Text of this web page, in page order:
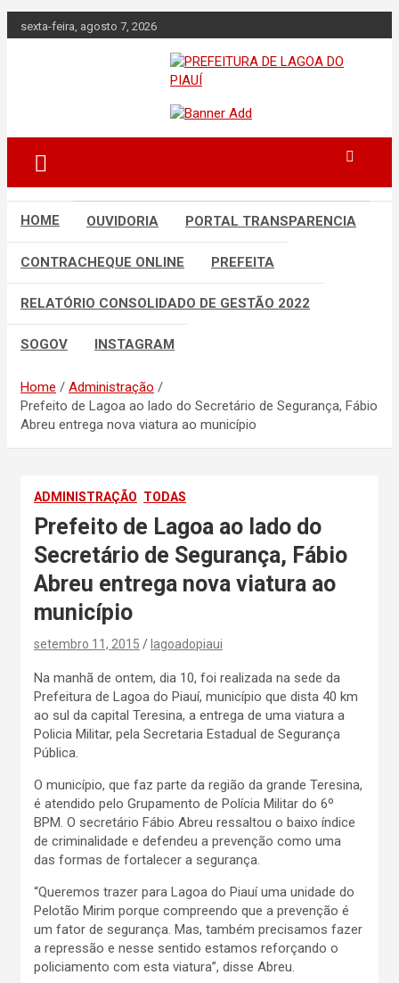
to
sexta-feira, agosto 7, 2026
PREFEITURA DE
LAGOA DO PIAUÍ
HOME OUVIDORIA PORTAL TRANSPARENCIA
CONTRACHEQUE ONLINE PREFEITA
RELATÓRIO CONSOLIDADO DE GESTÃO 2022
SOGOV INSTAGRAM
Home
Administração
Prefeito de Lagoa ao lado do Secretário de Segurança, Fábio
Abreu entrega nova viatura ao município
ADMINISTRAÇÃO TODAS
Prefeito de Lagoa ao lado do
Secretário de Segurança, Fábio
Abreu entrega nova viatura ao
município
setembro 11, 2015 lagoadopiaui
Na manhã de ontem, dia 10, foi realizada na sede da
Prefeitura de Lagoa do Piauí, município que dista 40 km
ao sul da capital Teresina, a entrega de uma viatura a
Policia Militar, pela Secretaria Estadual de Segurança
Pública.
O município, que faz parte da região da grande Teresina,
é atendido pelo Grupamento de Polícia Militar do 6º
BPM. O secretário Fábio Abreu ressaltou o baixo índice
de criminalidade e defendeu a prevenção como uma
das formas de fortalecer a segurança.
“Queremos trazer para Lagoa do Piauí uma unidade do
Pelotão Mirim porque compreendo que a prevenção é
um fator de segurança. Mas, também precisamos fazer
a repressão e nesse sentido estamos reforçando o
policiamento com esta viatura”, disse Abreu.